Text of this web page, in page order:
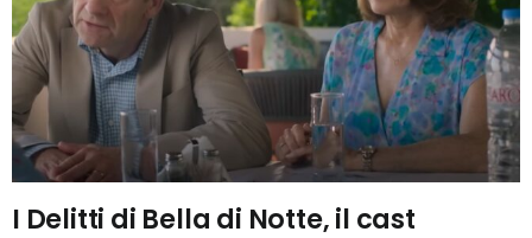
I Delitti di Bella di Notte, il cast